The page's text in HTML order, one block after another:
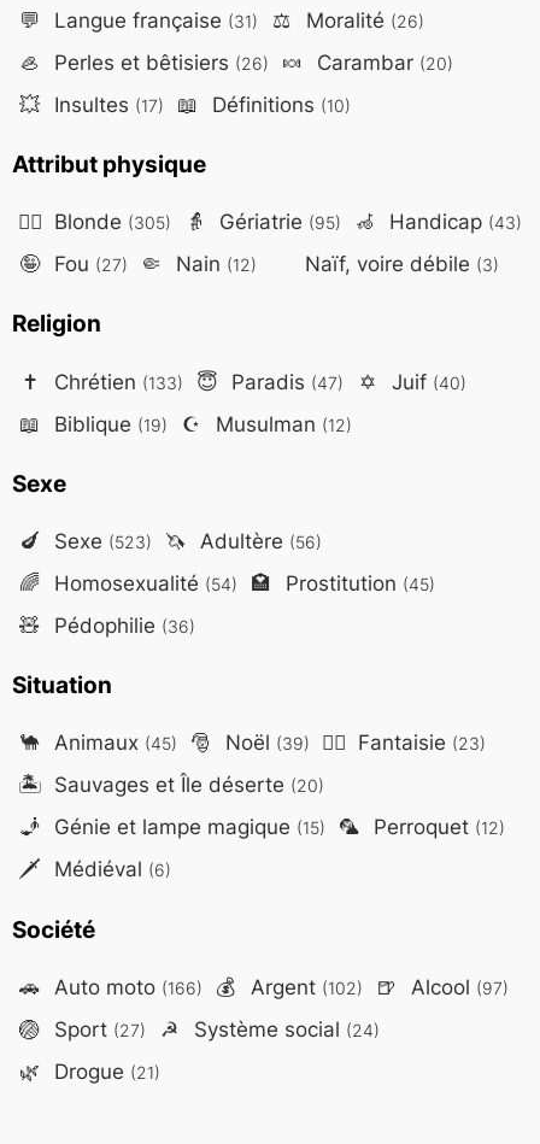
💬 Langue française (31) ⚖️ Moralité (26)
🦪 Perles et bêtisiers (26) 🍬 Carambar (20)
💥 Insultes (17) 📖 Définitions (10)
Attribut physique
👱‍♀️ Blonde (305) 👵 Gériatrie (95) 🦽 Handicap (43)
🤪 Fou (27) 🤏 Nain (12) Naïf, voire débile (3)
Religion
✝️ Chrétien (133) 😇 Paradis (47) ✡️ Juif (40)
📖 Biblique (19) ☪️ Musulman (12)
Sexe
🍆 Sexe (523) 🦄 Adultère (56)
🌈 Homosexualité (54) 🏩 Prostitution (45)
🧸 Pédophilie (36)
Situation
🐪 Animaux (45) 🎅 Noël (39) 🧙‍♂️ Fantaisie (23)
🏝️ Sauvages et Île déserte (20)
🧞 Génie et lampe magique (15) 🦜 Perroquet (12)
🗡️ Médiéval (6)
Société
🚗 Auto moto (166) 💰 Argent (102) 🍺 Alcool (97)
🏐 Sport (27) ☭ Système social (24)
🌿 Drogue (21)